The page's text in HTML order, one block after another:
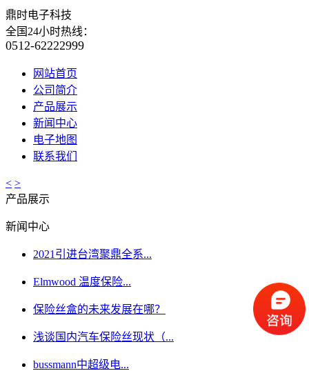
鼎时电子科技
全国24小时热线：
0512-62222999
网站首页
公司简介
产品展示
新闻中心
电子地图
联系我们
< >
产品展示
新闻中心
2021引进台湾聚鼎全系...
Elmwood 温度保险...
保险丝盒的未来发展在哪？
浅谈国内汽车保险丝现状（...
bussmann中超级电...